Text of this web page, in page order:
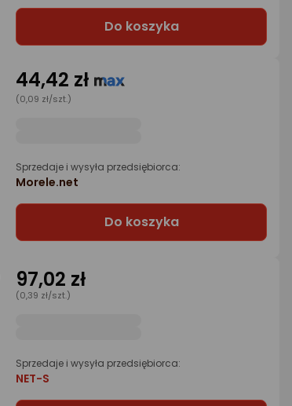
Do koszyka
44,42 zł
(0,09 zł/szt.)
Sprzedaje i wysyła przedsiębiorca:
Morele.net
Do koszyka
97,02 zł
(0,39 zł/szt.)
Sprzedaje i wysyła przedsiębiorca:
NET-S